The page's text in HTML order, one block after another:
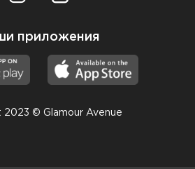
приложения
2023 © Glamour Avenue